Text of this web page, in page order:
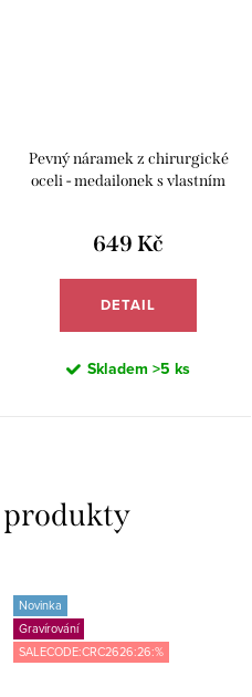
Pevný náramek z chirurgické
oceli - medailonek s vlastním
649 Kč
DETAIL
Skladem >5 ks
Novinka
Gravírování
SALECODE:CRC2626:26:%